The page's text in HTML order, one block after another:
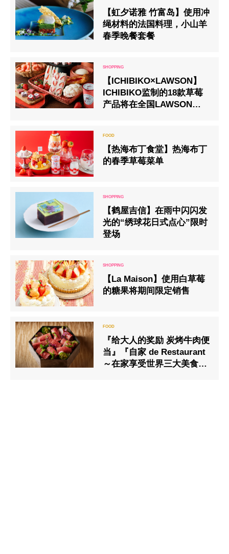
【虹夕诺雅 竹富岛】使用冲
绳材料的法国料理，小山羊
春季晚餐套餐
【ICHIBIKO×LAWSON】
ICHIBIKO监制的18款草莓
产品将在全国LAWSON店销
【热海布丁食堂】热海布丁
的春季草莓菜单
【鹤屋吉信】在雨中闪闪发
光的“绣球花日式点心”限时
登场
【La Maison】使用白草莓
的糖果将期间限定销售
『给大人的奖励 炭烤牛肉便
当』『自家 de Restaurant
～在家享受世界三大美食